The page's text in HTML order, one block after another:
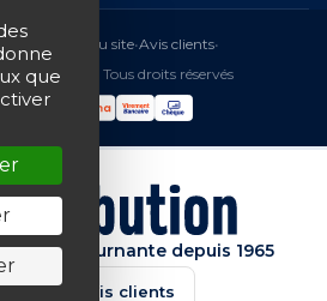
Plan du site•Avis clients•
- Tous droits réservés
tournante depuis 1965
4.7/5 · Avis clients
que